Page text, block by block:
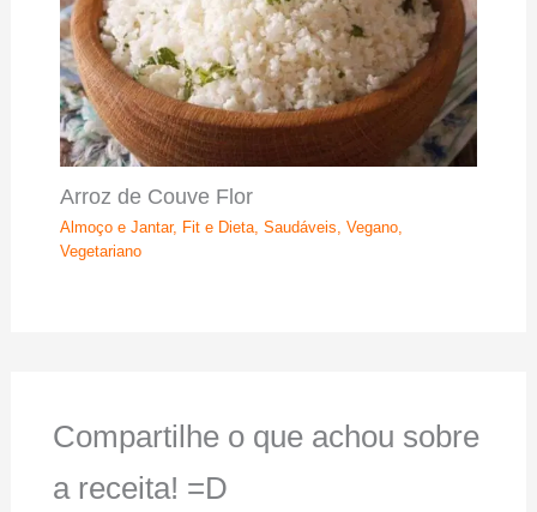
Arroz de Couve Flor
Almoço e Jantar, Fit e Dieta, Saudáveis Vegano,
Vegetariano
Compartilhe o que achou sobre
a receita! =D